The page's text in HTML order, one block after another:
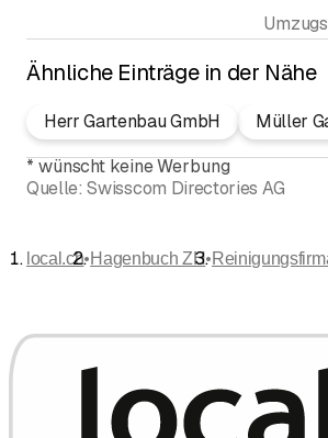
Ähnliche Einträge in der Nähe
Herr Gartenbau GmbH Müller
* wünscht keine Werbung
Quelle: Swisscom Directories AG
local.ch•Hagenbuch ZH•